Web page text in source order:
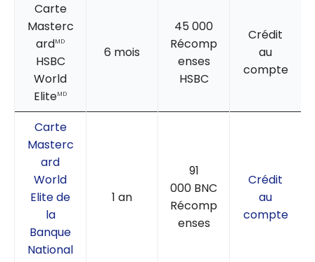
Carte
Masterc
ardMD
HSBC
World
EliteMD
6 mois
45 000
Récomp
enses
HSBC
Crédit
au
compte
Carte
Masterc
ard
World
Elite de
la
Banque
National
1 an
91
000 BNC
Récomp
enses
Crédit
au
compte